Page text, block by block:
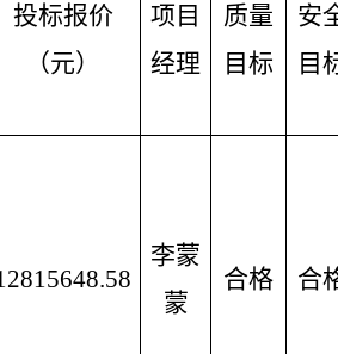
投标报价
（元）
项目
经理
质量
目标
安
目
李蒙
蒙
合格 合